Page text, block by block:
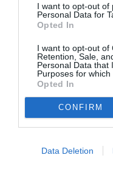
I want to opt-out of
Personal Data for
Opted In
I want to opt-out of
Retention, Sale,
Personal Data that
Purposes for which
Opted In
CONFIRM
Data Deletion
Newsletter
Κάθε βδομάδα στο
την Τέχνη και τον